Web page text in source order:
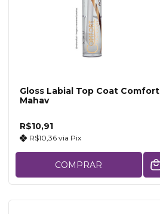
Gloss Labial Top Coat Comfort
Mahav
R$10,91
R$10,36 via Pix
COMPRAR